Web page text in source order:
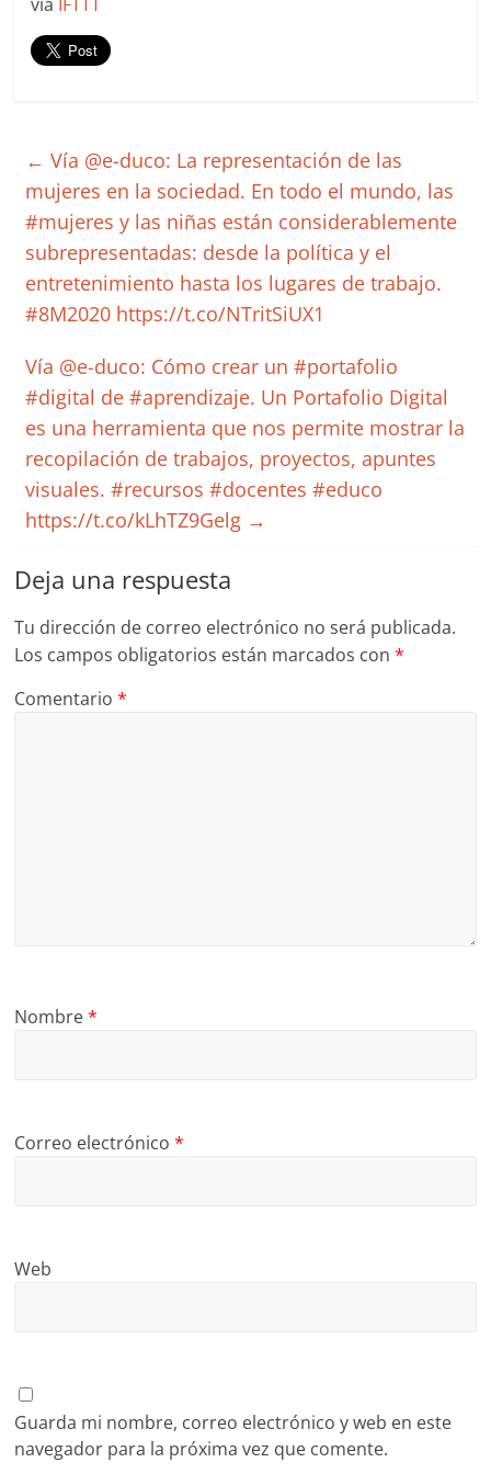
← Vía @e-duco: La representación de las
mujeres en la sociedad. En todo el mundo, las
#mujeres y las niñas están considerablemente
subrepresentadas: desde la política y el
entretenimiento hasta los lugares de trabajo.
#8M2020 https://t.co/NTritSiUX1
Vía @e-duco: Cómo crear un #portafolio
#digital de #aprendizaje. Un Portafolio Digital
es una herramienta que nos permite mostrar la
recopilación de trabajos, proyectos, apuntes
visuales. #recursos #docentes #educo
https://t.co/kLhTZ9Gelg →
Deja una respuesta
Tu dirección de correo electrónico no será publicada.
Los campos obligatorios están marcados con*
Comentario*
Nombre*
Correo electrónico*
Web
Guarda mi nombre, correo electrónico y web en este
navegador para la próxima vez que comente.